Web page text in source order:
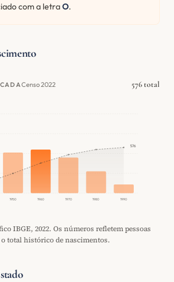
com a letraO.
Censo 2022 576 total
1950 1960 1970 1980 1990
576
IBGE, 2022. Os números refletem pessoas
total histórico de nascimentos.